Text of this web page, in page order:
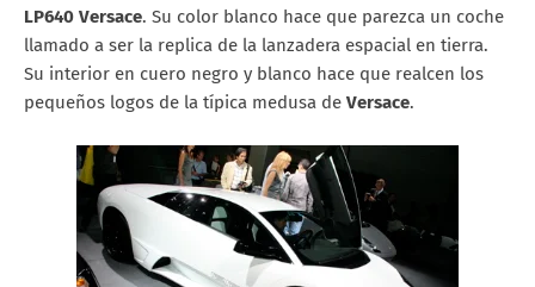
LP640 Versace. Su color blanco hace que parezca un coche
llamado a ser la replica de la lanzadera espacial en tierra.
Su interior en cuero negro y blanco hace que realcen los
pequeños logos de la típica medusa de Versace.